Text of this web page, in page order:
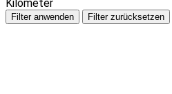
Kilometer
Filter anwenden Filter zurücksetzen